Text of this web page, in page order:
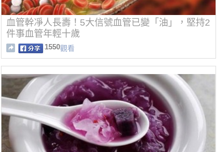
血管幹凈人長壽！5大信號血管已變「油」，堅持2
件事血管年輕十歲
1550觀看